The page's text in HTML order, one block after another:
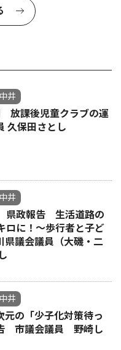
井
放課後児童クラブの運
久保田さとし
井
県政報告 生活道路の
ロに！〜歩行者と子ど
議会議員（大磯・二
井
元の「少子化対策待っ
市議会議員 野崎し